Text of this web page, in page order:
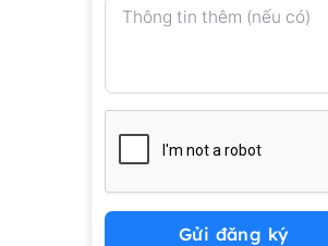
Gửi đăng ký